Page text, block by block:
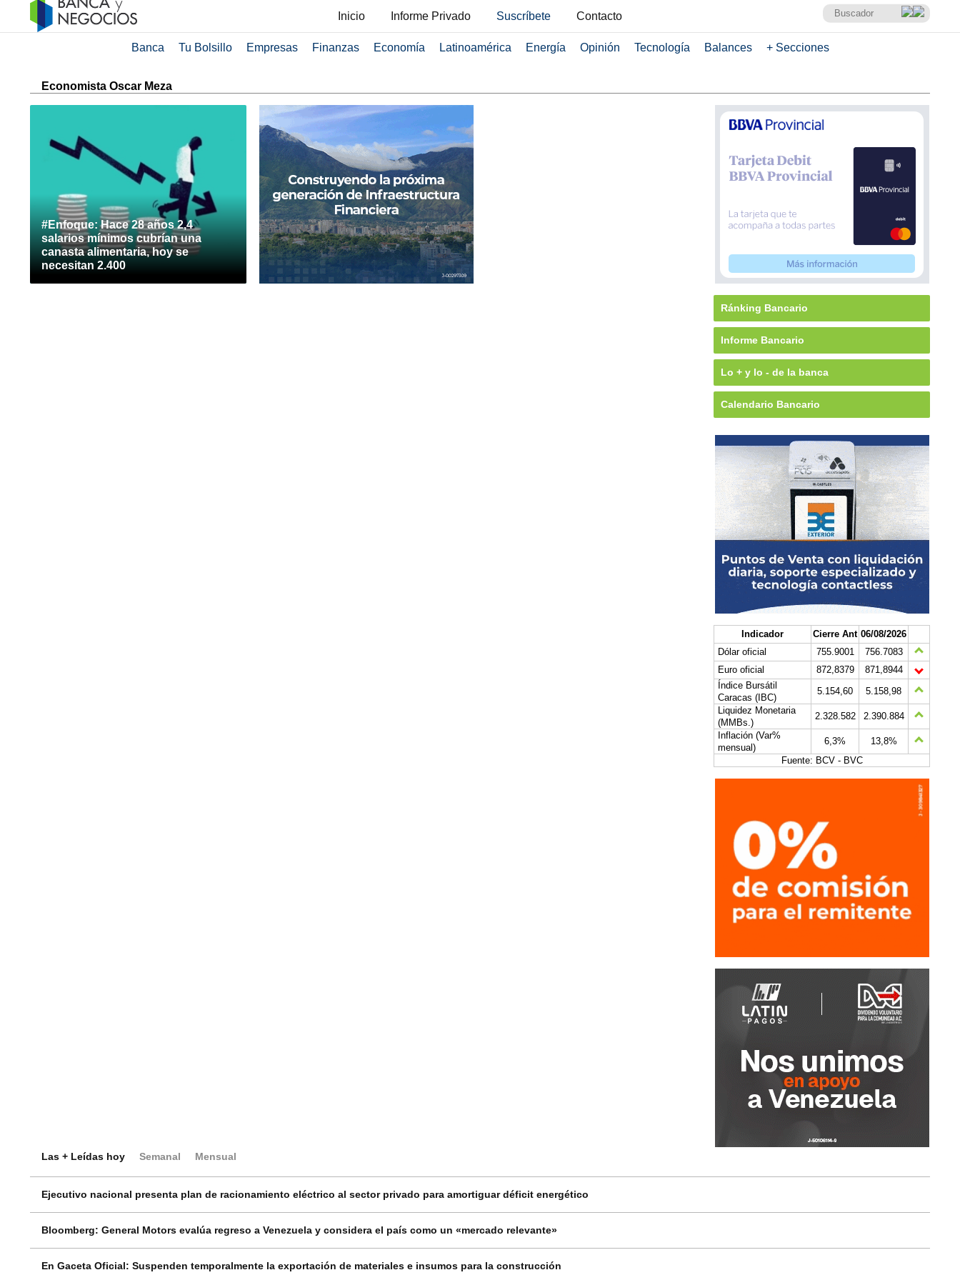
Inicio Informe Privado Suscríbete Contacto
Banca Tu Bolsillo Empresas Finanzas Economía Latinoamérica Energía Opinión Tecnología Balances + Secciones
Economista Oscar Meza
#Enfoque: Hace 28 años 2,4
salarios mínimos cubrían una
canasta alimentaria, hoy se
necesitan 2.400
Ránking Bancario
Informe Bancario
Lo + y lo - de la banca
Calendario Bancario
Indicador Cierre Ant 06/08/2026
Dólar oficial
755.9001
756.7083
Euro oficial
872,8379
871,8944
Índice Bursátil
Caracas (IBC)
5.154,60
5.158,98
Liquidez Monetaria
(MMBs.)
2.328.582
2.390.884
Inflación (Var%
mensual)
6,3%
13,8%
Fuente: BCV - BVC
Las + Leídas hoy Semanal Mensual
Ejecutivo nacional presenta plan de racionamiento eléctrico al sector privado para amortiguar déficit energético
Bloomberg: General Motors evalúa regreso a Venezuela y considera el país como un «mercado relevante»
En Gaceta Oficial: Suspenden temporalmente la exportación de materiales e insumos para la construcción